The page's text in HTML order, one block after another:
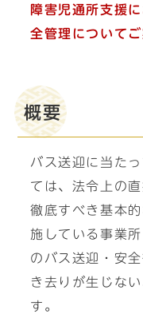
障害児通所支援
全管理について
概要
バス送迎に当た
ては、法令上の
徹底すべき基本
施している事業
のバス送迎・安
き去りが生じな
す。